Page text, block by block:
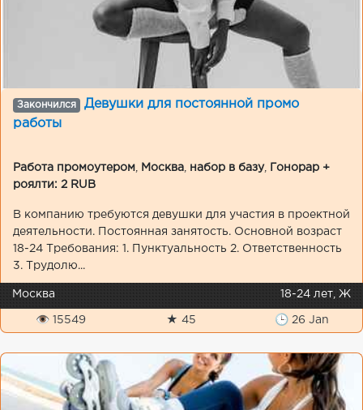
Закончился
Девушки для постоянной промо
работы
Работа промоутером Москва набор в базу,
Гонорар +
роялти: 2 RUB
В компанию требуются девушки для участия в проектной
деятельности. Постоянная занятость. Основной возраст
18-24 Требования: 1. Пунктуальность 2. Ответственность
3. Трудолю...
Москва 18-24 лет, Ж
👁 15549 ★ 45 🕒 26 Jan